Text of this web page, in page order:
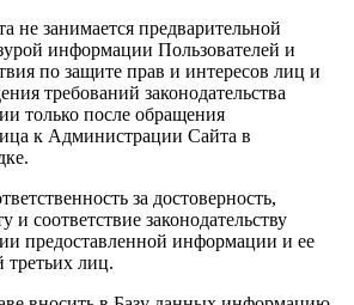
не занимается предварительной
информации Пользователей и
по защите прав и интересов лиц и
требований законодательства
только после обращения
к Администрации Сайта в
за достоверность,
и соответствие законодательству
предоставленной информации и ее
третьих лиц.